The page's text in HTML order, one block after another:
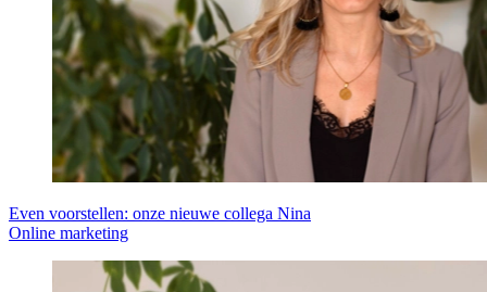
Even voorstellen: onze nieuwe collega Nina
Online marketing